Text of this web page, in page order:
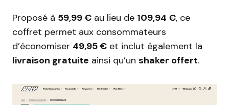
Proposé à 59,99 € au lieu de 109,94 €, ce
coffret permet aux consommateurs
d’économiser 49,95 € et inclut également la
livraison gratuite ainsi qu’un shaker offert.